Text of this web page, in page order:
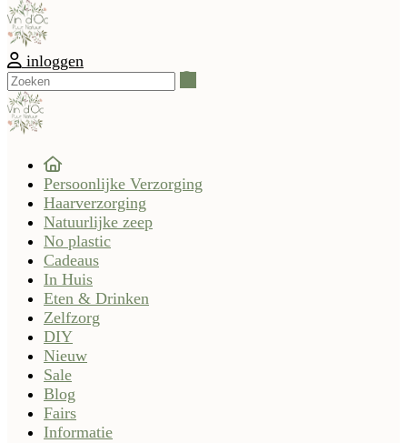
inloggen
Persoonlijke Verzorging
Haarverzorging
Natuurlijke zeep
No plastic
Cadeaus
In Huis
Eten & Drinken
Zelfzorg
DIY
Nieuw
Sale
Blog
Fairs
Informatie